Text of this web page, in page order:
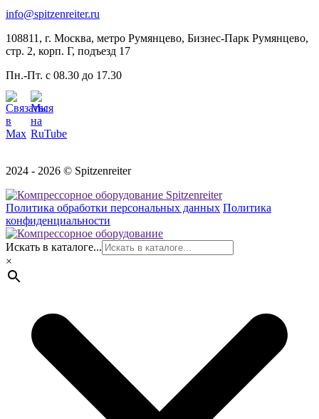
info@spitzenreiter.ru
108811, г. Москва, метро Румянцево, Бизнес-Парк Румянцево,
стр. 2, корп. Г, подъезд 17
Пн.-Пт. с 08.30 до 17.30
2024 - 2026 © Spitzenreiter
Политика обработки персональных данных Политика
конфиденциальности
Искать в каталоге...
×